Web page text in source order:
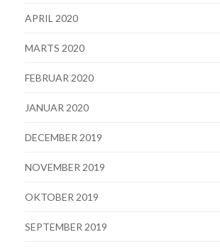
APRIL 2020
MARTS 2020
FEBRUAR 2020
JANUAR 2020
DECEMBER 2019
NOVEMBER 2019
OKTOBER 2019
SEPTEMBER 2019